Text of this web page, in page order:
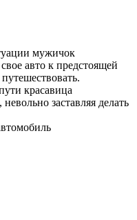
мужичок
авто к предстоящей
красавица
заставляя делать